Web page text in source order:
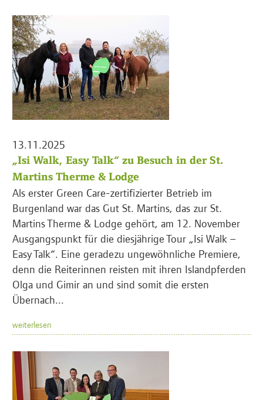
13.11.2025
„Isi Walk, Easy Talk“ zu Besuch in der St.
Martins Therme & Lodge
Als erster Green Care-zertifizierter Betrieb im
Burgenland war das Gut St. Martins, das zur St.
Martins Therme & Lodge gehört, am 12. November
Ausgangspunkt für die diesjährige Tour „Isi Walk –
Easy Talk“. Eine geradezu ungewöhnliche Premiere,
denn die Reiterinnen reisten mit ihren Islandpferden
Olga und Gimir an und sind somit die ersten
Übernach...
weiterlesen